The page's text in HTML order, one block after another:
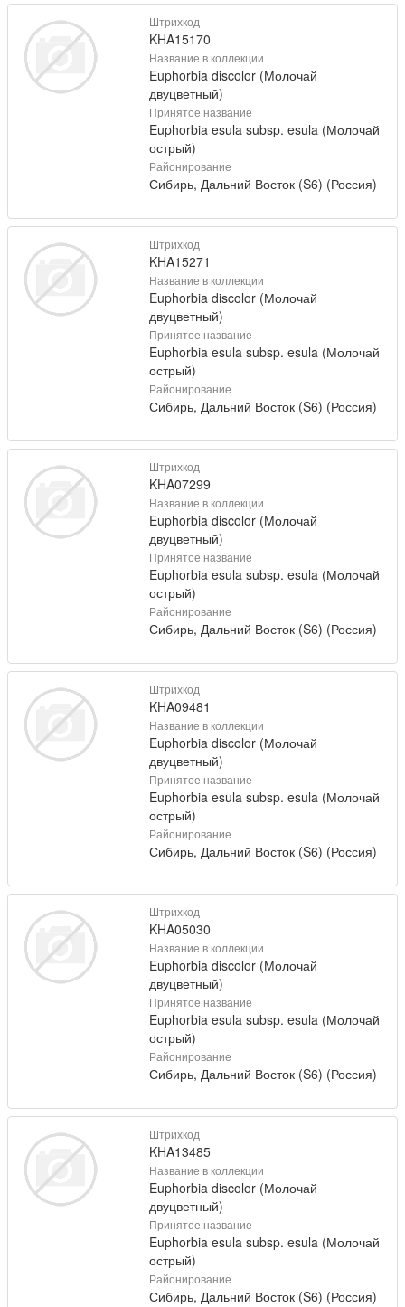
Штрихкод
KHA15170
Название в коллекции
Euphorbia discolor (Молочай
двуцветный)
Принятое название
Euphorbia esula subsp. esula (Молочай
острый)
Районирование
Сибирь, Дальний Восток (S6) (Россия)
Штрихкод
KHA15271
Название в коллекции
Euphorbia discolor (Молочай
двуцветный)
Принятое название
Euphorbia esula subsp. esula (Молочай
острый)
Районирование
Сибирь, Дальний Восток (S6) (Россия)
Штрихкод
KHA07299
Название в коллекции
Euphorbia discolor (Молочай
двуцветный)
Принятое название
Euphorbia esula subsp. esula (Молочай
острый)
Районирование
Сибирь, Дальний Восток (S6) (Россия)
Штрихкод
KHA09481
Название в коллекции
Euphorbia discolor (Молочай
двуцветный)
Принятое название
Euphorbia esula subsp. esula (Молочай
острый)
Районирование
Сибирь, Дальний Восток (S6) (Россия)
Штрихкод
KHA05030
Название в коллекции
Euphorbia discolor (Молочай
двуцветный)
Принятое название
Euphorbia esula subsp. esula (Молочай
острый)
Районирование
Сибирь, Дальний Восток (S6) (Россия)
Штрихкод
KHA13485
Название в коллекции
Euphorbia discolor (Молочай
двуцветный)
Принятое название
Euphorbia esula subsp. esula (Молочай
острый)
Районирование
Сибирь, Дальний Восток (S6) (Россия)